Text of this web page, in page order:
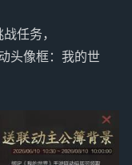
任务，
头像框：我的世